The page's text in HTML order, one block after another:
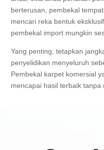
berterusan, pembekal
mencari reka bentuk
pembekal import mungkin
Yang penting, tetapkan
penyelidikan menyeluruh
Pembekal karpet komersial
mencapai hasil terbaik tanpa